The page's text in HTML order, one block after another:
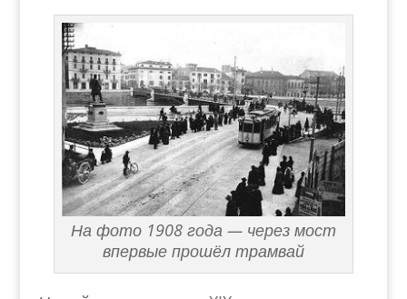
На фото 1908 года — через мост
впервые прошёл трамвай